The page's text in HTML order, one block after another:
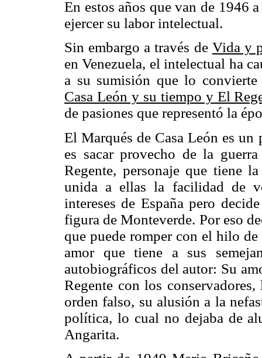
En estos años que van de 1946
ejercer su labor intelectual.
Sin embargo a través de Vida y
en Venezuela, el intelectual ha
a su sumisión que lo convierte
Casa León y su tiempo y El
de pasiones que representó la
El Marqués de Casa León es
es sacar provecho de la
Regente, personaje que tiene
unida a ellas la facilidad de
intereses de España pero
figura de Monteverde. Por eso
que puede romper con el hilo
amor que tiene a sus
autobiográficos del autor: Su
Regente con los
orden falso, su alusión a la
política, lo cual no dejaba de
Angarita.